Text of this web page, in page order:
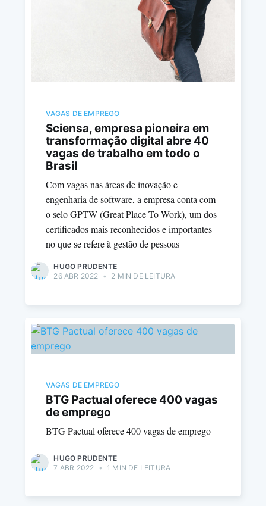
VAGAS DE EMPREGO
Sciensa, empresa pioneira em
transformação digital abre 40
vagas de trabalho em todo o
Brasil
Com vagas nas áreas de inovação e
engenharia de software, a empresa conta com
o selo GPTW (Great Place To Work), um dos
certificados mais reconhecidos e importantes
no que se refere à gestão de pessoas
HUGO PRUDENTE
26 ABR 2022
• 2 MIN DE LEITURA
VAGAS DE EMPREGO
BTG Pactual oferece 400 vagas
de emprego
BTG Pactual oferece 400 vagas de emprego
HUGO PRUDENTE
7 ABR 2022 • 1 MIN DE LEITURA